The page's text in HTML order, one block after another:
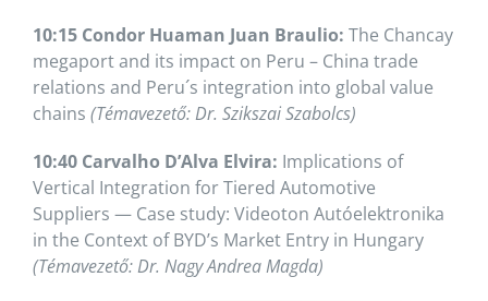
10:15 Condor Huaman Juan Braulio: The Chancay
megaport and its impact on Peru – China trade
relations and Peru´s integration into global value
chains (Témavezető: Dr. Szikszai Szabolcs)
10:40 Carvalho D’Alva Elvira: Implications of
Vertical Integration for Tiered Automotive
Suppliers — Case study: Videoton Autóelektronika
in the Context of BYD’s Market Entry in Hungary
(Témavezető: Dr. Nagy Andrea Magda)